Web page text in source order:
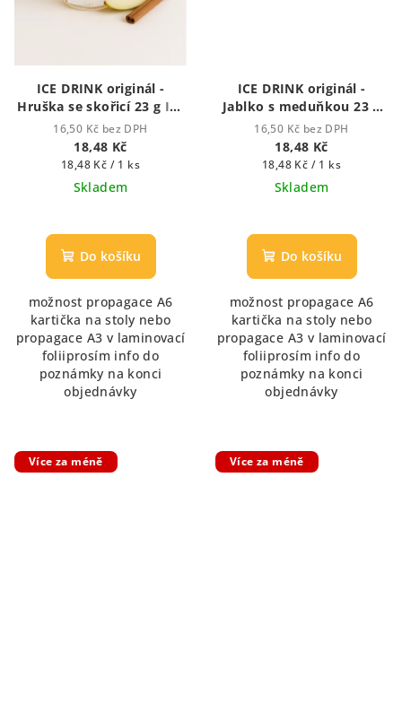
ICE DRINK originál -
Hruška se skořicí 23 g Ice
drink - ledový nápoj
16,50 Kč bez DPH
18,48 Kč
Měrná
cena:
18,48 Kč / 1 ks
Skladem
hodnocení
produktu
z
5
hvězdiček.
Do košíku
možnost propagace A6
kartička na stoly nebo
propagace A3 v laminovací
foliiprosím info do
poznámky na konci
objednávky
ICE DRINK originál -
Jablko s meduňkou 23 g
Ice drink - ledový nápoj
16,50 Kč bez DPH
18,48 Kč
Měrná
cena:
18,48 Kč / 1 ks
Skladem
Do košíku
možnost propagace A6
kartička na stoly nebo
propagace A3 v laminovací
foliiprosím info do
poznámky na konci
objednávky
Více za méně Více za méně